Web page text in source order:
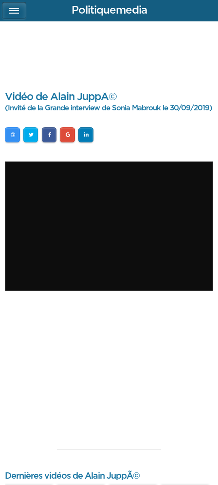
Vidéo de Alain JuppÃ©
(Invité de la Grande interview de Sonia Mabrouk le 30/09/2019)
Dernières vidéos de Alain JuppÃ©
Politiquemedia